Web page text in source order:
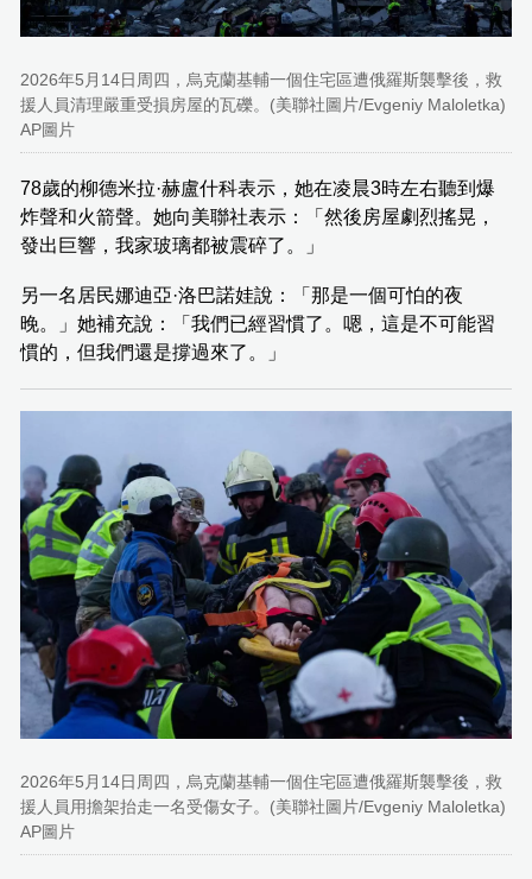
2026年5月14日周四，烏克蘭基輔一個住宅區遭俄羅斯襲擊後，救
援人員清理嚴重受損房屋的瓦礫。(美聯社圖片/Evgeniy Maloletka)
AP圖片
78歲的柳德米拉·赫盧什科表示，她在凌晨3時左右聽到爆
炸聲和火箭聲。她向美聯社表示：「然後房屋劇烈搖晃，
發出巨響，我家玻璃都被震碎了。」
另一名居民娜迪亞·洛巴諾娃說：「那是一個可怕的夜
晚。」她補充說：「我們已經習慣了。嗯，這是不可能習
慣的，但我們還是撐過來了。」
2026年5月14日周四，烏克蘭基輔一個住宅區遭俄羅斯襲擊後，救
援人員用擔架抬走一名受傷女子。(美聯社圖片/Evgeniy Maloletka)
AP圖片